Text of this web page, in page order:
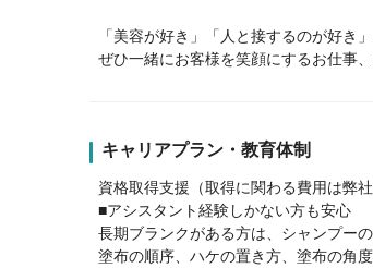
「美容が好き」「人と接するのが好き
ぜひ一緒にお客様を笑顔にするお仕事
キャリアプラン・教育体制
資格取得支援（取得に関わる費用は弊社
■アシスタント経験しかない方も安心
長期ブランクがある方は、シャンプー
塗布の順序、ハケの置き方、塗布の角